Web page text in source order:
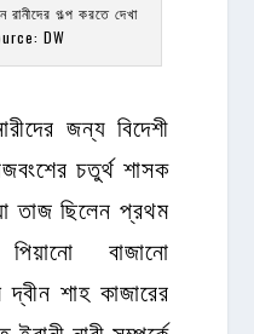
রানীদের গল্প করতে দেখা
DW
জন্য বিদেশী
চতুর্থ শাসক
তাজ ছিলেন প্রথম
বাজানো
শাহ কাজারের